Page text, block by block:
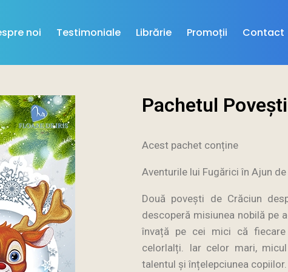
noi Testimoniale Librărie Promoții Contact
Pachetul
Acest pachet conține
Aventurile lui Fugărici în Ajun de
Două povești de Crăciun
descoperă misiunea nobilă pe
învață pe cei mici că
celorlalți. Iar celor mari,
talentul și înțelepciunea copiilor.